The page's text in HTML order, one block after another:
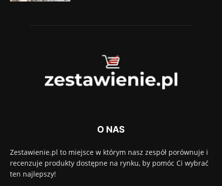
O NAS
Zestawienie.pl to miejsce w którym nasz zespół porównuje i
recenzuje produkty dostępne na rynku, by pomóc Ci wybrać
ten najlepszy!